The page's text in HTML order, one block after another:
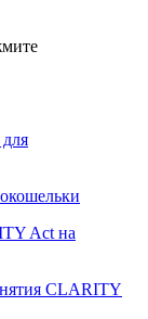
Act на
CLARITY